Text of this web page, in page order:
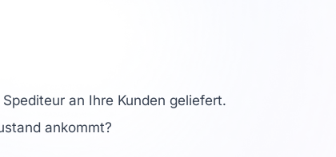
an Ihre Kunden geliefert.
ankommt?